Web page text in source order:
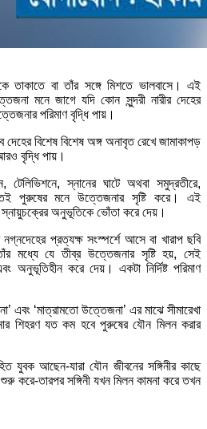
তাকাতে বা তাঁর সঙ্গে মিশতে ভালবাসে। এই
মনে জাগে যদি কোন সুন্দরী নারীর দেহের
পরিমাণ বৃদ্ধি পায়।
দেহের বিশেষ বিশেষ অঙ্গ অনাবৃত রেখে জামাকাপড়
বৃদ্ধি পায়।
টেলিভিশনে, স্নানের ঘাটে অথবা সমুদ্রতীরে,
পুরুষের মনে উত্তেজনার সৃষ্টি করে। এই
অনুভূতিকে ভোঁতা করে দেয়।
প্রত্যক্ষ সংস্পর্শে আসে বা খারাপ ছবি
মধ্যে যে তীব্র উত্তেজনার সৃষ্টি হয়, সেই
অনুভূতিহীন করে দেয়। একটা নির্দিষ্ট পরিমাণ
এবং ‘মাত্রামতো উত্তেজনা’ এর মাঝে সীমারেখা
শিহরণ যত কম হবে পুরুষের যৌন মিলন করার
যুবক আছেন-যারা যৌন জীবনের সঙ্গিনীর কাছে
করে-তারপর সঙ্গিনী যখন মিলন কামনা করে তখন